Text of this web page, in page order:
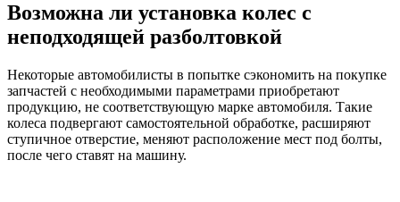
Возможна ли установка колес с
неподходящей разболтовкой
Некоторые автомобилисты в попытке сэкономить на покупке
запчастей с необходимыми параметрами приобретают
продукцию, не соответствующую марке автомобиля. Такие
колеса подвергают самостоятельной обработке, расширяют
ступичное отверстие, меняют расположение мест под болты,
после чего ставят на машину.